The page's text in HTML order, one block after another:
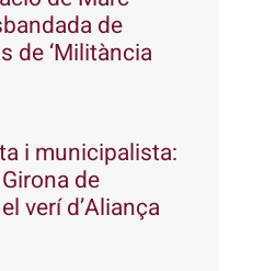
de
de ‘Militància
i municipalista:
de
verí d’Aliança